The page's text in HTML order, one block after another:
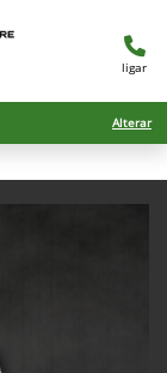
ligar
Alterar